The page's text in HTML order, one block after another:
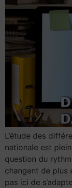
L’étude des
nationale est
question du
changent de plus
pas ici de